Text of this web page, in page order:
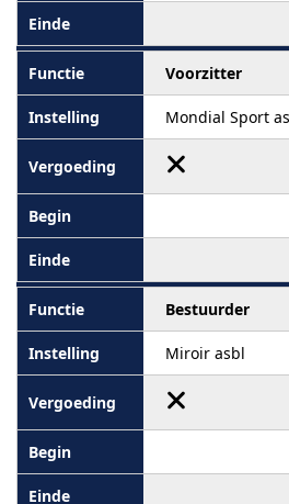
Voorzitter
Mondial Sport
Bestuurder
Miroir asbl